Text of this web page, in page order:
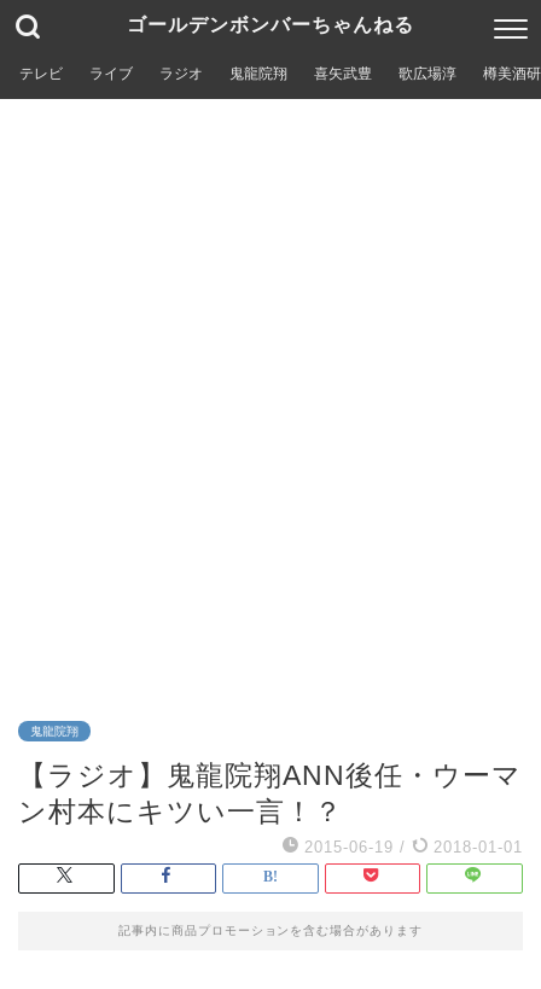
ゴールデンボンバーちゃんねる
テレビ ライブ ラジオ 鬼龍院翔 喜矢武豊 歌広場淳 樽美酒
鬼龍院翔
【ラジオ】鬼龍院翔ANN後任・ウーマ
ン村本にキツい一言！？
2015-06-19 / 2018-01-01
記事内に商品プロモーションを含む場合があります